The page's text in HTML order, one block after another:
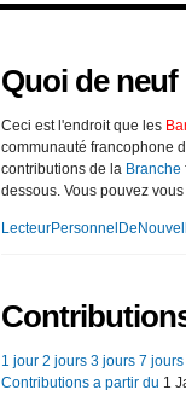
Quoi de neuf
Ceci est l'endroit que les
communauté francophone
contributions de la Branche
dessous. Vous pouvez
1 jour 2 jours 3 jours 7 jours
Contributions a partir du 1